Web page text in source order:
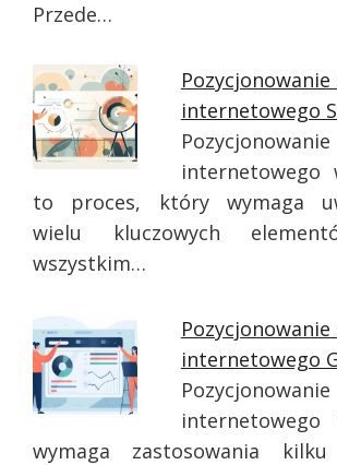
Przede…
Pozycjonowanie
internetowego
internetowego
to proces, który wymaga
wielu kluczowych
wszystkim…
Pozycjonowanie
internetowego
wymaga zastosowania kilku